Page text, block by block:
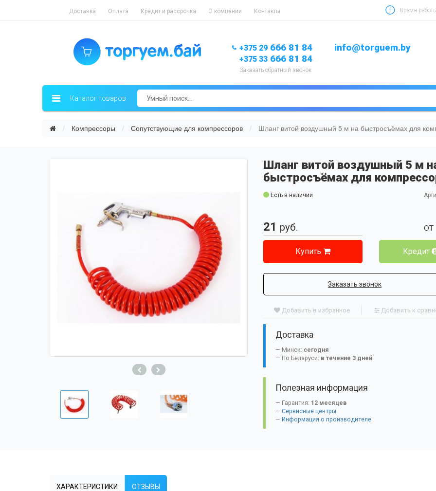
Доставка Оплата Кредит и рассрочка О компании Контакты Время
+375 29 666 81 84
+375 33 666 81 84
Заказать обратный звонок
info@torguem.by
Каталог товаров
Компрессоры Сопутствующие для компрессоров Шланг витой воздушный 5 м на быстросъёмах для
Шланг витой воздушный 5 м
быстросъёмах для
Есть в наличии
21 руб. от
Купить Кредит
Заказать звонок
Добавить в избранное Добавить к
Доставка
Минск: сегодня
По Беларуси: в течение 3 дней
Полезная информация
Гарантия: 12 месяцев
Сервисные центры
Информация о производителе
ХАРАКТЕРИСТИКИ ОТЗЫВЫ